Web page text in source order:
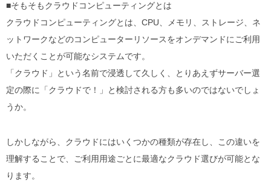
■そもそもクラウドコンピューティングとは
クラウドコンピューティングとは、CPU、メモリ、ストレージ、ネ
ットワークなどのコンピューターリソースをオンデマンドにご利用
いただくことが可能なシステムです。
「クラウド」という名前で浸透して久しく、とりあえずサーバー選
定の際に「クラウドで！」と検討される方も多いのではないでしょ
うか。
しかしながら、クラウドにはいくつかの種類が存在し、この違いを
理解することで、ご利用用途ごとに最適なクラウド選びが可能とな
ります。